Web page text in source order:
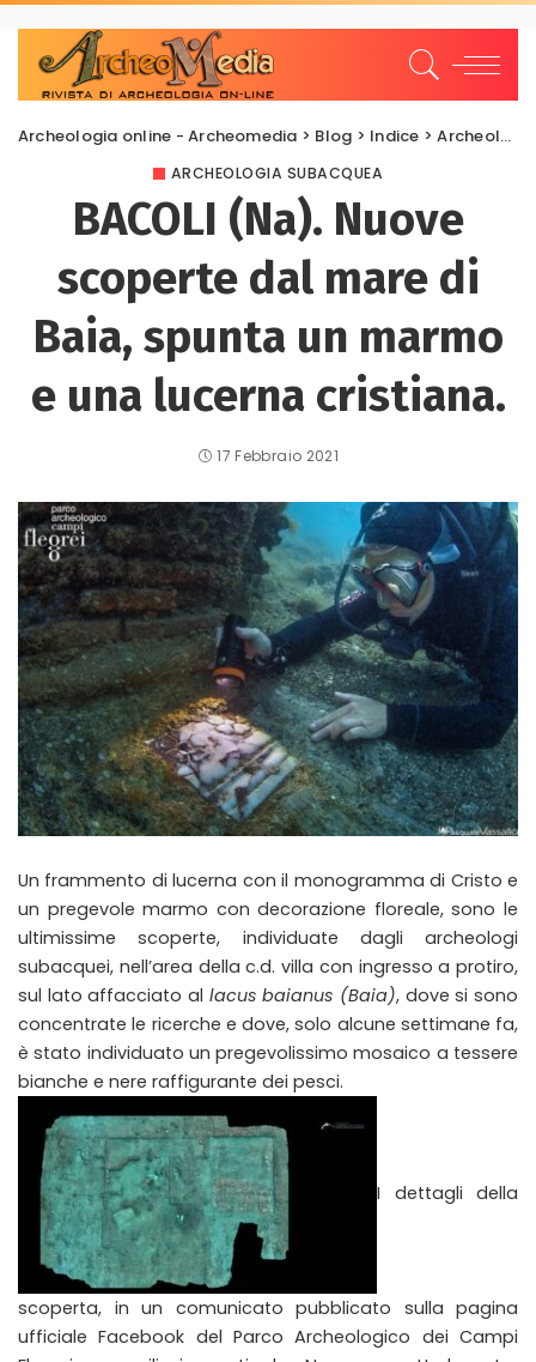
Archeologia online - Archeomedia > Blog > Indice >Archeologia Subacquea
ARCHEOLOGIA SUBACQUEA
BACOLI (Na). Nuove
scoperte dal mare di
Baia, spunta un marmo
e una lucerna cristiana.
17 Febbraio 2021
Un frammento di lucerna con il monogramma di Cristo e
un pregevole marmo con decorazione floreale, sono le
ultimissime scoperte, individuate dagli archeologi
subacquei, nell’area della c.d. villa con ingresso a protiro,
sul lato affacciato al lacus baianus (Baia), dove si sono
concentrate le ricerche e dove, solo alcune settimane fa,
è stato individuato un pregevolissimo mosaico a tessere
bianche e nere raffigurante dei pesci.
I dettagli della
scoperta, in un comunicato pubblicato sulla pagina
ufficiale Facebook del Parco Archeologico dei Campi